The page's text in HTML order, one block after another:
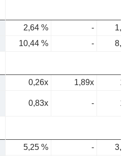
2,64 % -
10,44 % -
0,26x 1,89x
0,83x -
5,25 % -